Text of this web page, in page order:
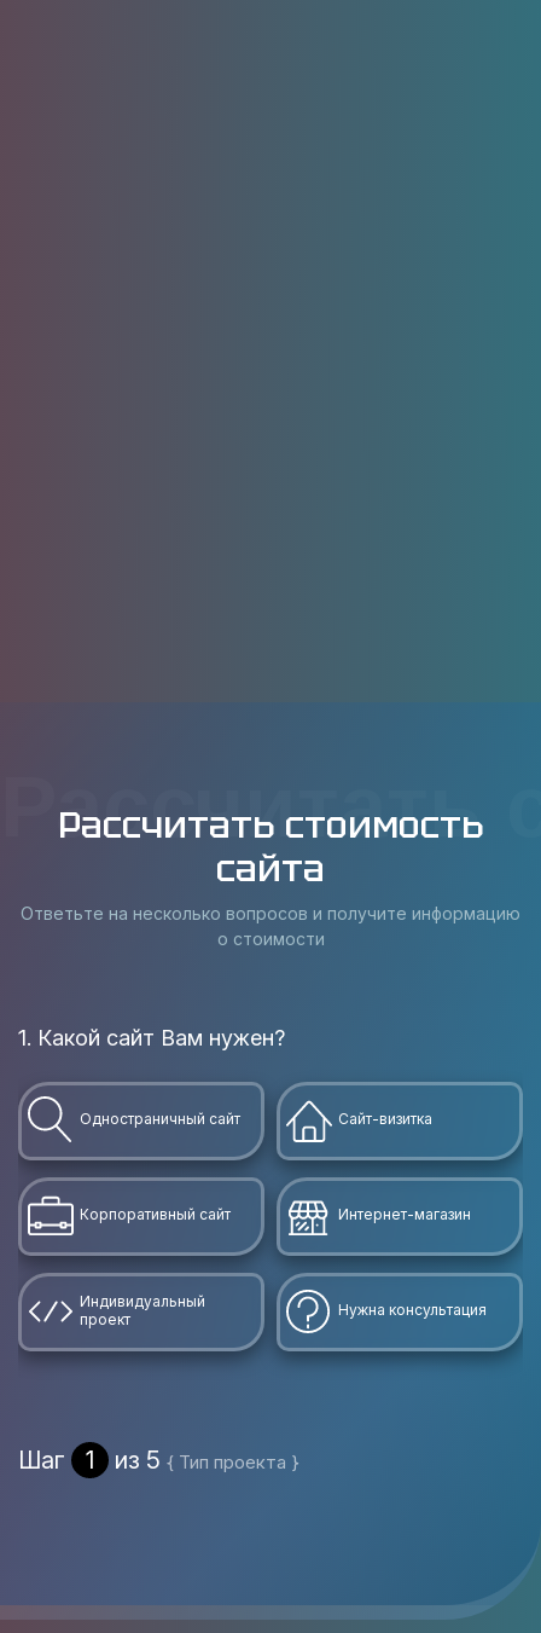
Рассчитать стоимость
сайта
Ответьте на несколько вопросов и получите информацию
о стоимости
1. Какой сайт Вам нужен?
Одностраничный сайт Сайт-визитка
Корпоративный сайт Интернет-магазин
Индивидуальный
проект
Нужна консультация
Шаг 1 из 5 { Тип проекта }